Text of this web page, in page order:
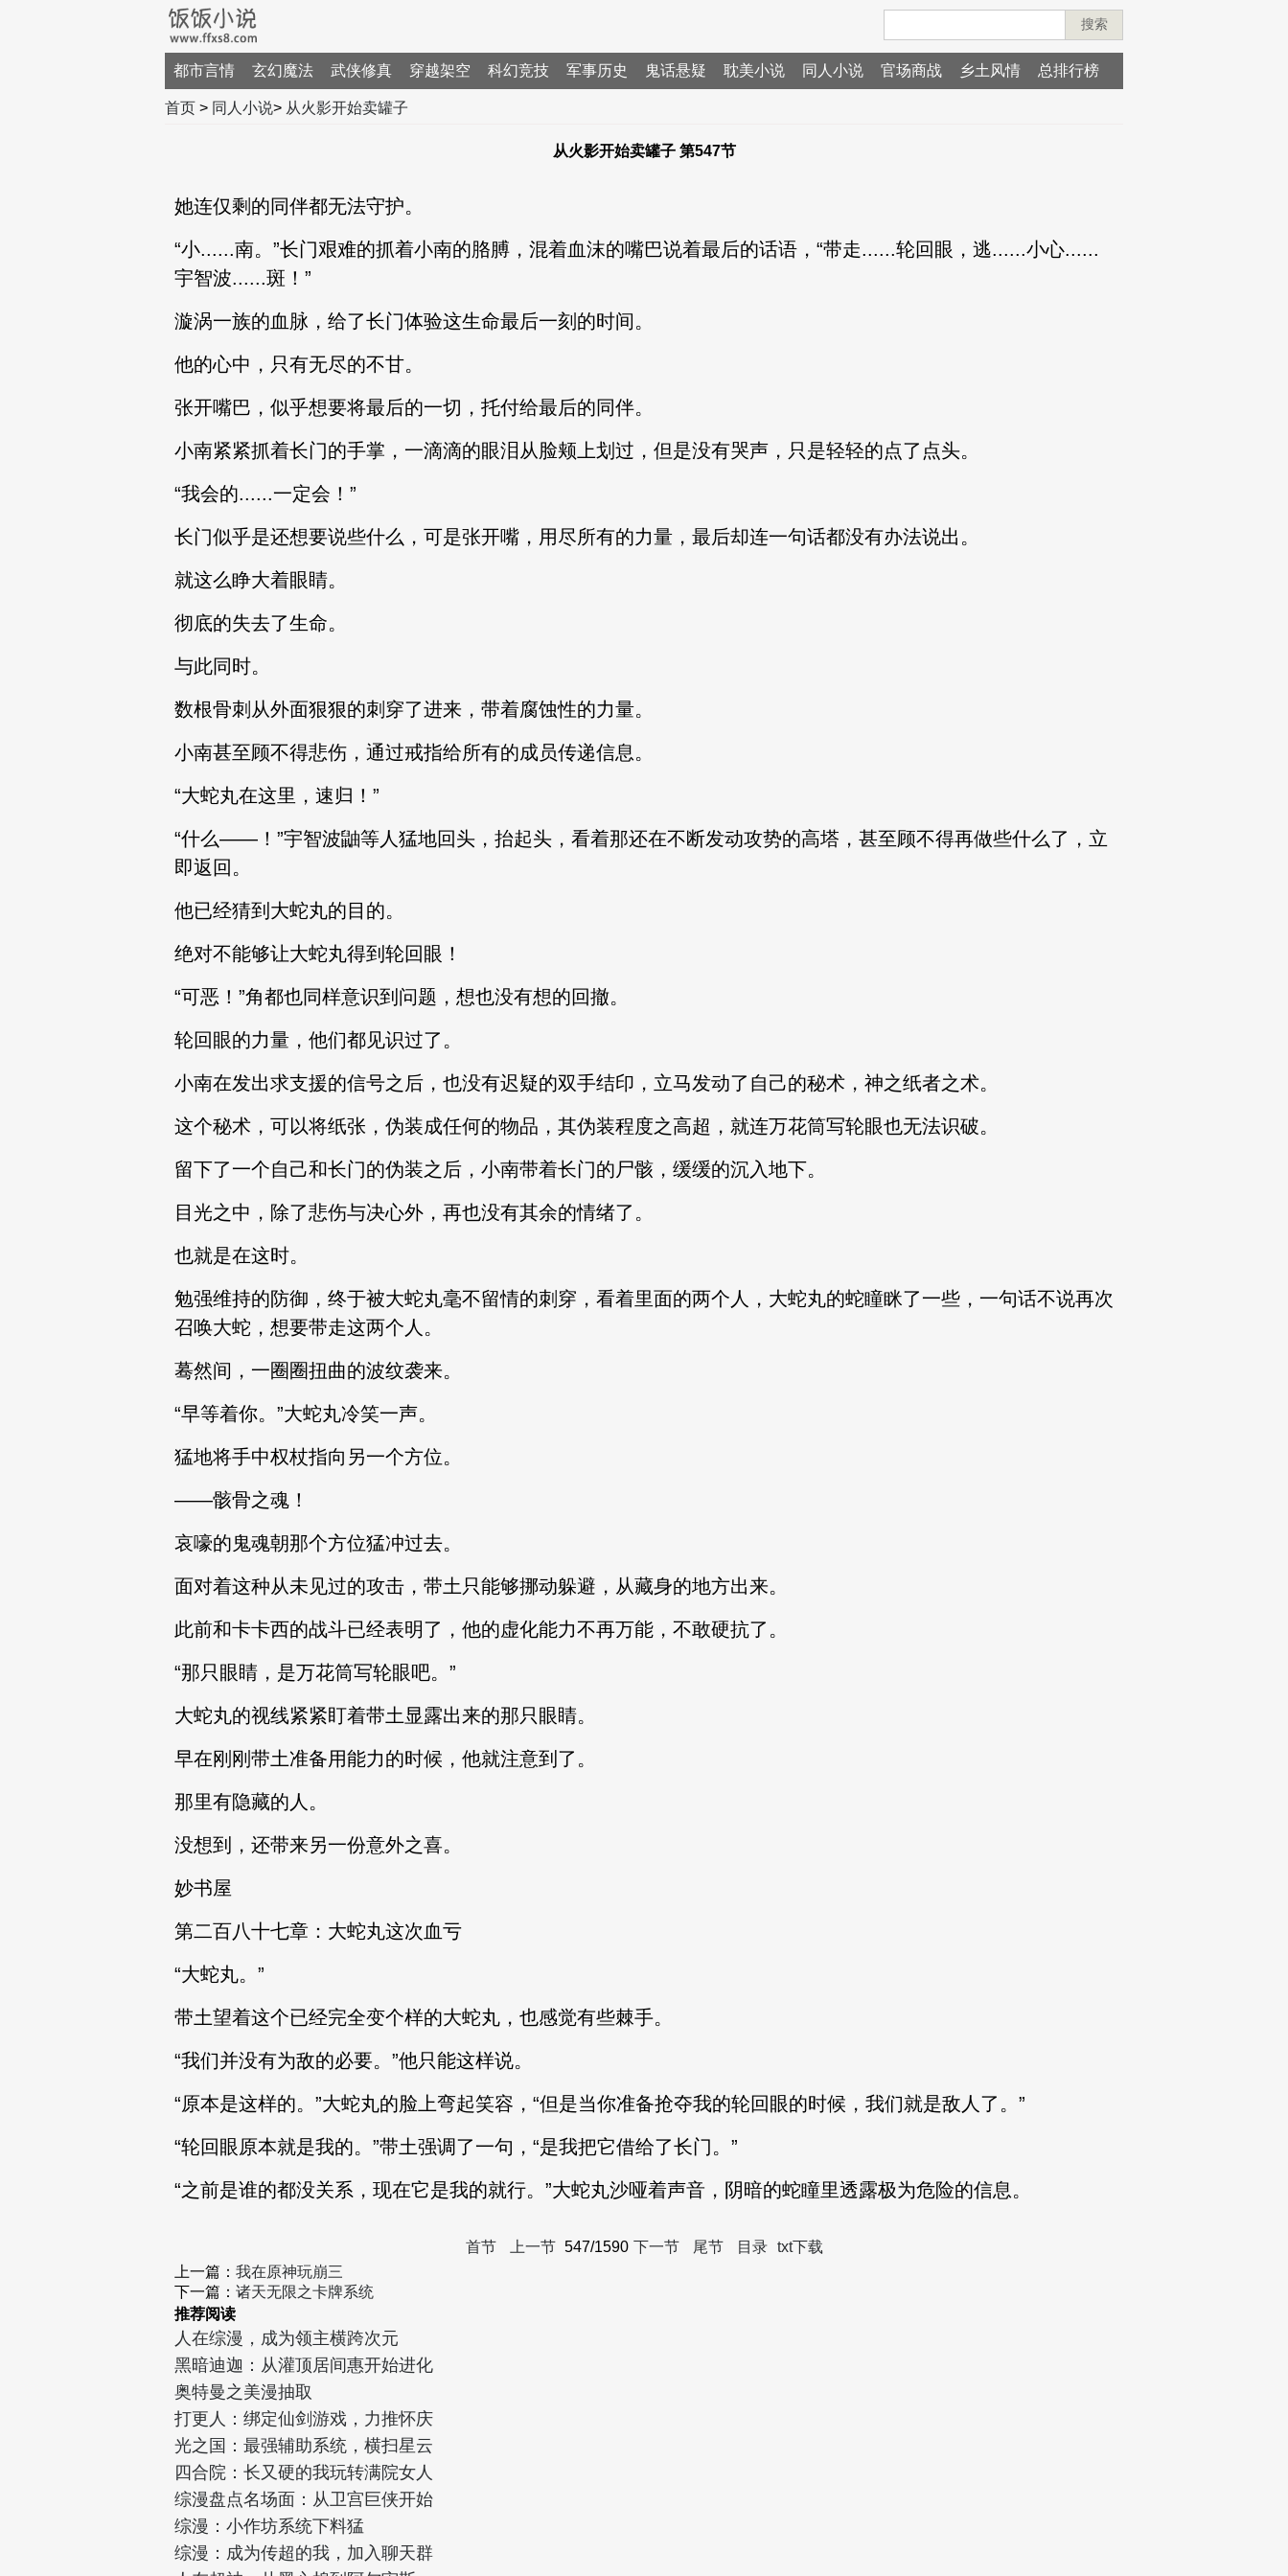
搜索
都市言情 玄幻魔法 武侠修真 穿越架空 科幻竞技 军事历史 鬼话悬疑 耽美小说 同人小说 官场商战 乡土风情 总排行榜
首页 > 同人小说> 从火影开始卖罐子
从火影开始卖罐子 第547节
她连仅剩的同伴都无法守护。
“小......南。”长门艰难的抓着小南的胳膊，混着血沫的嘴巴说着最后的话语，“带走......轮回眼，逃......小心......
宇智波......斑！”
漩涡一族的血脉，给了长门体验这生命最后一刻的时间。
他的心中，只有无尽的不甘。
张开嘴巴，似乎想要将最后的一切，托付给最后的同伴。
小南紧紧抓着长门的手掌，一滴滴的眼泪从脸颊上划过，但是没有哭声，只是轻轻的点了点头。
“我会的......一定会！”
长门似乎是还想要说些什么，可是张开嘴，用尽所有的力量，最后却连一句话都没有办法说出。
就这么睁大着眼睛。
彻底的失去了生命。
与此同时。
数根骨刺从外面狠狠的刺穿了进来，带着腐蚀性的力量。
小南甚至顾不得悲伤，通过戒指给所有的成员传递信息。
“大蛇丸在这里，速归！”
“什么——！”宇智波鼬等人猛地回头，抬起头，看着那还在不断发动攻势的高塔，甚至顾不得再做些什么了，立
即返回。
他已经猜到大蛇丸的目的。
绝对不能够让大蛇丸得到轮回眼！
“可恶！”角都也同样意识到问题，想也没有想的回撤。
轮回眼的力量，他们都见识过了。
小南在发出求支援的信号之后，也没有迟疑的双手结印，立马发动了自己的秘术，神之纸者之术。
这个秘术，可以将纸张，伪装成任何的物品，其伪装程度之高超，就连万花筒写轮眼也无法识破。
留下了一个自己和长门的伪装之后，小南带着长门的尸骸，缓缓的沉入地下。
目光之中，除了悲伤与决心外，再也没有其余的情绪了。
也就是在这时。
勉强维持的防御，终于被大蛇丸毫不留情的刺穿，看着里面的两个人，大蛇丸的蛇瞳眯了一些，一句话不说再次
召唤大蛇，想要带走这两个人。
蓦然间，一圈圈扭曲的波纹袭来。
“早等着你。”大蛇丸冷笑一声。
猛地将手中权杖指向另一个方位。
——骸骨之魂！
哀嚎的鬼魂朝那个方位猛冲过去。
面对着这种从未见过的攻击，带土只能够挪动躲避，从藏身的地方出来。
此前和卡卡西的战斗已经表明了，他的虚化能力不再万能，不敢硬抗了。
“那只眼睛，是万花筒写轮眼吧。”
大蛇丸的视线紧紧盯着带土显露出来的那只眼睛。
早在刚刚带土准备用能力的时候，他就注意到了。
那里有隐藏的人。
没想到，还带来另一份意外之喜。
妙书屋
第二百八十七章：大蛇丸这次血亏
“大蛇丸。”
带土望着这个已经完全变个样的大蛇丸，也感觉有些棘手。
“我们并没有为敌的必要。”他只能这样说。
“原本是这样的。”大蛇丸的脸上弯起笑容，“但是当你准备抢夺我的轮回眼的时候，我们就是敌人了。”
“轮回眼原本就是我的。”带土强调了一句，“是我把它借给了长门。”
“之前是谁的都没关系，现在它是我的就行。”大蛇丸沙哑着声音，阴暗的蛇瞳里透露极为危险的信息。
首节 上一节 547/1590 下一节 尾节 目录
txt下载
上一篇： 我在原神玩崩三
下一篇： 诸天无限之卡牌系统
推荐阅读
人在综漫，成为领主横跨次元
黑暗迪迦：从灌顶居间惠开始进化
奥特曼之美漫抽取
打更人：绑定仙剑游戏，力推怀庆
光之国：最强辅助系统，横扫星云
四合院：长又硬的我玩转满院女人
综漫盘点名场面：从卫宫巨侠开始
综漫：小作坊系统下料猛
综漫：成为传超的我，加入聊天群